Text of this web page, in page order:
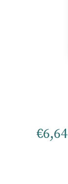
€6,64